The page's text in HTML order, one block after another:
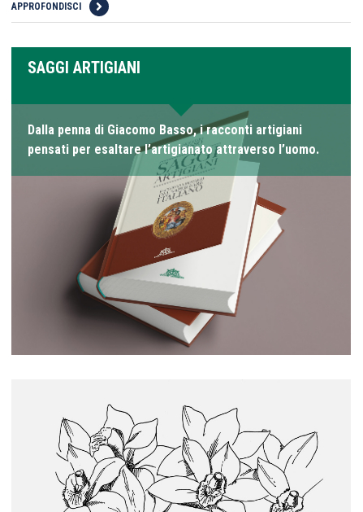
APPROFONDISCI
SAGGI ARTIGIANI
Dalla penna di Giacomo Basso, i racconti artigiani
pensati per esaltare l’artigianato attraverso l’uomo.